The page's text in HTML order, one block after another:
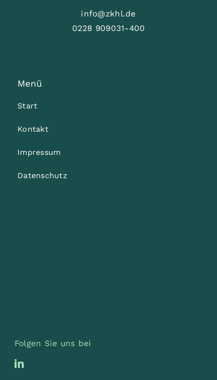
info@zkhl.de
0228 909031-400
Menü
Start
Kontakt
Impressum
Datenschutz
Folgen Sie uns bei